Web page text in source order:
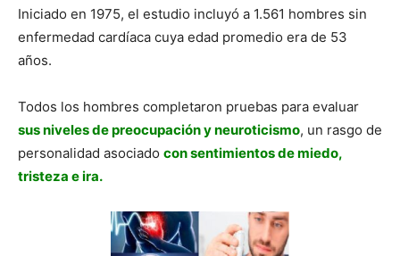
Iniciado en 1975, el estudio incluyó a 1.561 hombres sin
enfermedad cardíaca cuya edad promedio era de 53
años.
Todos los hombres completaron pruebas para evaluar
sus niveles de preocupación y neuroticismo, un rasgo de
personalidad asociado con sentimientos de miedo,
tristeza e ira.